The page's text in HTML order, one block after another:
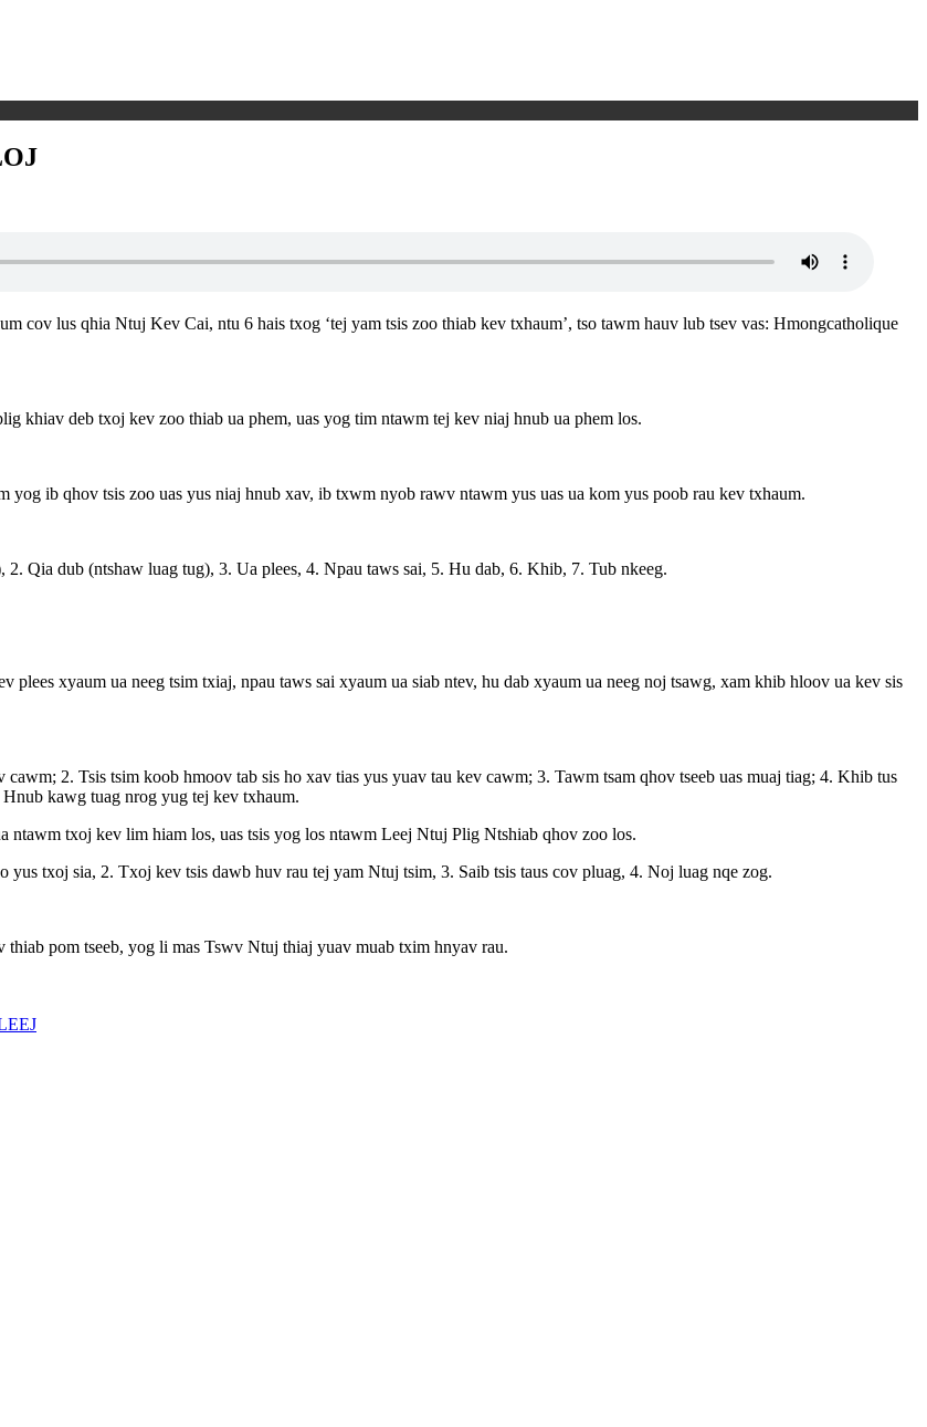
lus qhia Ntuj Kev Cai, ntu 6 hais txog ‘tej yam tsis zoo thiab kev txhaum’, tso tawm hauv lub tsev vas: Hmongcatholique
khiav deb txoj kev zoo thiab ua phem, uas yog tim ntawm tej kev niaj hnub ua phem los.
ib qhov tsis zoo uas yus niaj hnub xav, ib txwm nyob rawv ntawm yus uas ua kom yus poob rau kev txhaum.
Qia dub (ntshaw luag tug), 3. Ua plees, 4. Npau taws sai, 5. Hu dab, 6. Khib, 7. Tub nkeeg.
xyaum ua neeg tsim txiaj, npau taws sai xyaum ua siab ntev, hu dab xyaum ua neeg noj tsawg, xam khib hloov ua kev sis
2. Tsis tsim koob hmoov tab sis ho xav tias yus yuav tau kev cawm; 3. Tawm tsam qhov tseeb uas muaj tiag; 4. Khib tus
kawg tuag nrog yug tej kev txhaum.
txoj kev lim hiam los, uas tsis yog los ntawm Leej Ntuj Plig Ntshiab qhov zoo los.
txoj sia, 2. Txoj kev tsis dawb huv rau tej yam Ntuj tsim, 3. Saib tsis taus cov pluag, 4. Noj luag nqe zog.
pom tseeb, yog li mas Tswv Ntuj thiaj yuav muab txim hnyav rau.